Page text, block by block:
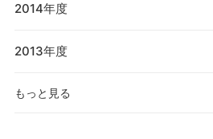
2014年度
2013年度
もっと見る